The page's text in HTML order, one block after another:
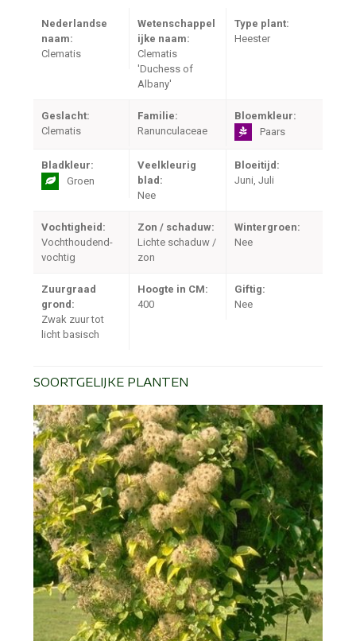
Nederlandse
naam:
Clematis
Wetenschappel
ijke naam:
Clematis
'Duchess of
Albany'
Type plant:
Heester
Geslacht:
Clematis
Familie:
Ranunculaceae
Bloemkleur:
Paars
Bladkleur:
Groen
Veelkleurig
blad:
Nee
Bloeitijd:
Juni, Juli
Vochtigheid:
Vochthoudend-
vochtig
Zon / schaduw:
Lichte schaduw /
zon
Wintergroen:
Nee
Zuurgraad
grond:
Zwak zuur tot
licht basisch
Hoogte in CM:
400
Giftig:
Nee
SOORTGELIJKE PLANTEN